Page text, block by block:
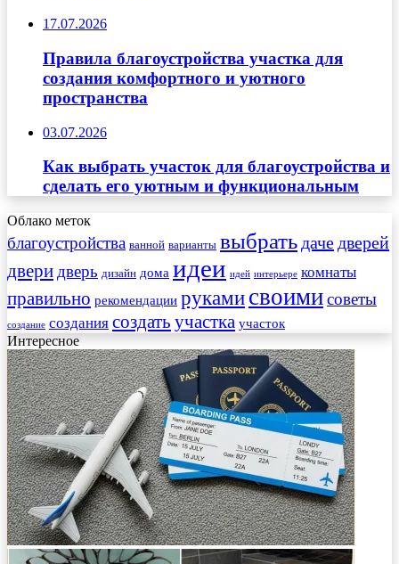
17.07.2026
Правила благоустройства участка для
создания комфортного и уютного
пространства
03.07.2026
Как выбрать участок для благоустройства и
сделать его уютным и функциональным
Облако меток
благоустройства ванной варианты выбрать даче дверей
двери дверь дизайн дома идеи идей интерьере комнаты
правильно рекомендации руками своимисоветы
создание создания создать участка участок
Интересное